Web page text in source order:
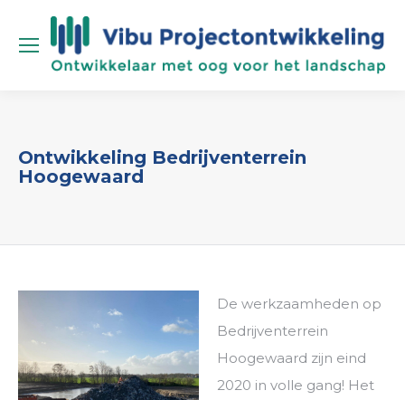
Ontwikkeling Bedrijventerrein
Hoogewaard
De werkzaamheden op
Bedrijventerrein
Hoogewaard zijn eind
2020 in volle gang! Het